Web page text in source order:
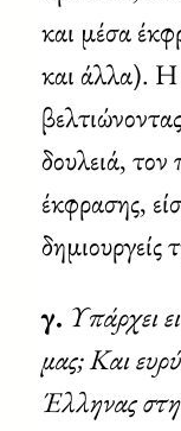
και μέσα
και άλλα). Η
δουλειά,
έκφρασης,
δημιουργείς
γ. Υπάρχει
μας; Και
Έλληνας